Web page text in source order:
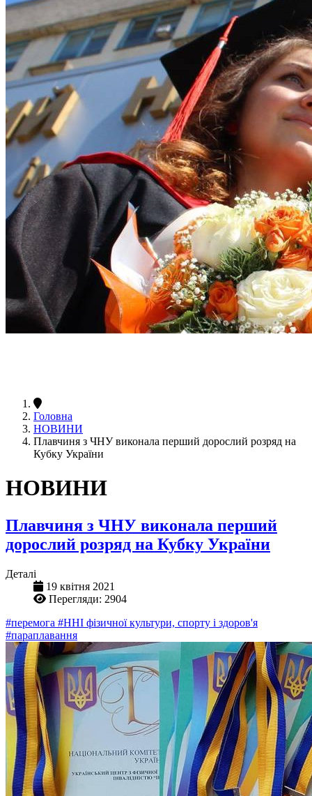
Головна
НОВИНИ
Плавчиня з ЧНУ виконала перший дорослий розряд на
Кубку України
НОВИНИ
Плавчиня з ЧНУ виконала перший
дорослий розряд на Кубку України
Деталі
19 квітня 2021
Перегляди: 2904
#перемога #ННІ фізичної культури, спорту і здоров'я
#параплавання